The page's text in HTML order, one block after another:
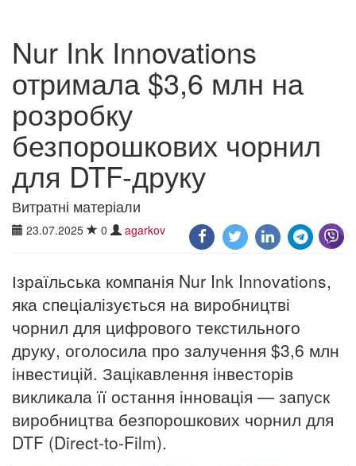
Nur Ink Innovations
отримала $3,6 млн на
розробку
безпорошкових чорнил
для DTF-друку
Витратні матеріали
23.07.2025 0 agarkov
Ізраїльська компанія Nur Ink Innovations,
яка спеціалізується на виробництві
чорнил для цифрового текстильного
друку, оголосила про залучення $3,6 млн
інвестицій. Зацікавлення інвесторів
викликала її остання інновація — запуск
виробництва безпорошкових чорнил для
DTF (Direct-to-Film).